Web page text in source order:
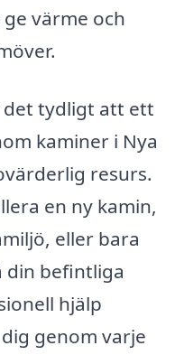
värme och
det tydligt att ett
kaminer i Nya
resurs.
en ny kamin,
eller bara
din befintliga
hjälp
genom varje